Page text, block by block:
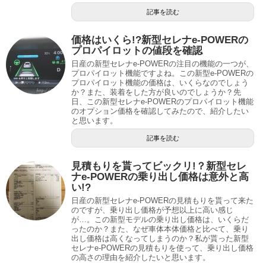
記事を読む
価格はいくら!?新型セレナe-POWERの
プロパイロットの値段を確認
日産の新型セレナe-POWERの注目の機能の一つが、
プロパイロット機能ですよね。この新型e-POWERの
プロパイロット機能の価格は、いくらなのでしょう
か？また、装着をした方が良いのでしょうか？先
日、この新型セレナe-POWERのプロパイロット機能
のオプション価格を確認してみたので、紹介したい
と思います。
記事を読む
見積もりを貰ってビックリ!？新型セレ
ナe-POWERの乗り出し価格は意外と高
い!?
日産の新型セレナe-POWERの見積もりを貰って来た
のですが、乗り出し価格が予想以上に高い感じ
が…。この新型モデルの乗り出し価格は、いくらだ
ったのか？また、なぜ車体本体価格と比べて、乗り
出し価格は高くなってしまうのか？私が貰った新型
セレナe-POWERの見積もりを使って、乗り出し価格
の高さの理由を紹介したいと思います。